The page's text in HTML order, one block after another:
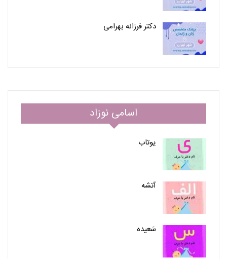
دکتر فرزانه بهرامی
اسامی نوزاد
یوتاب
آتشه
سَعیده